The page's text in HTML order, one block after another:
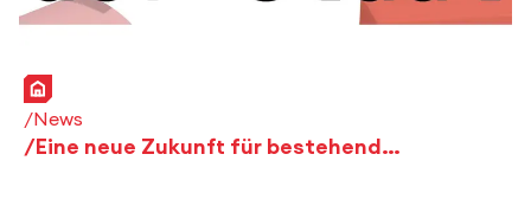
Startseite
News
Eine neue Zukunft für bestehende Einfamilienhäuser